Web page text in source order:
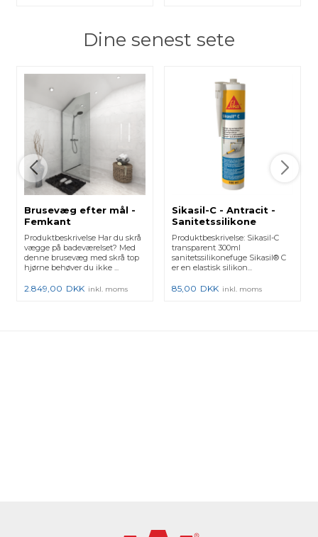
Dine senest sete
Brusevæg efter mål -
Femkant
Produktbeskrivelse Har du skrå
vægge på badeværelset? Med
denne brusevæg med skrå top
hjørne behøver du ikke ...
2.849,00 DKK inkl. moms
Sikasil-C - Antracit -
Sanitetssilikone
Produktbeskrivelse: Sikasil-C
transparent 300ml
sanitetssilikonefuge Sikasil® C
er en elastisk silikon...
85,00 DKK inkl. moms